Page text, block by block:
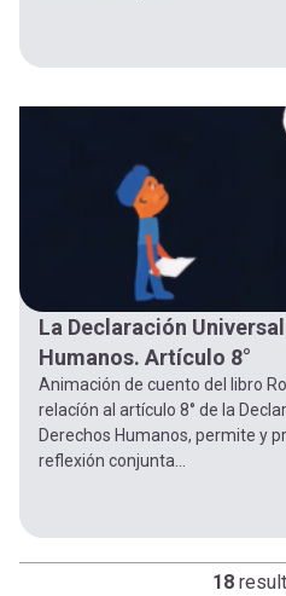
La Declaración
Humanos. Artículo 8°
Animación de cuento del libro
relacíón al artículo 8° de la
Derechos Humanos, permite y
reflexión conjunta...
18